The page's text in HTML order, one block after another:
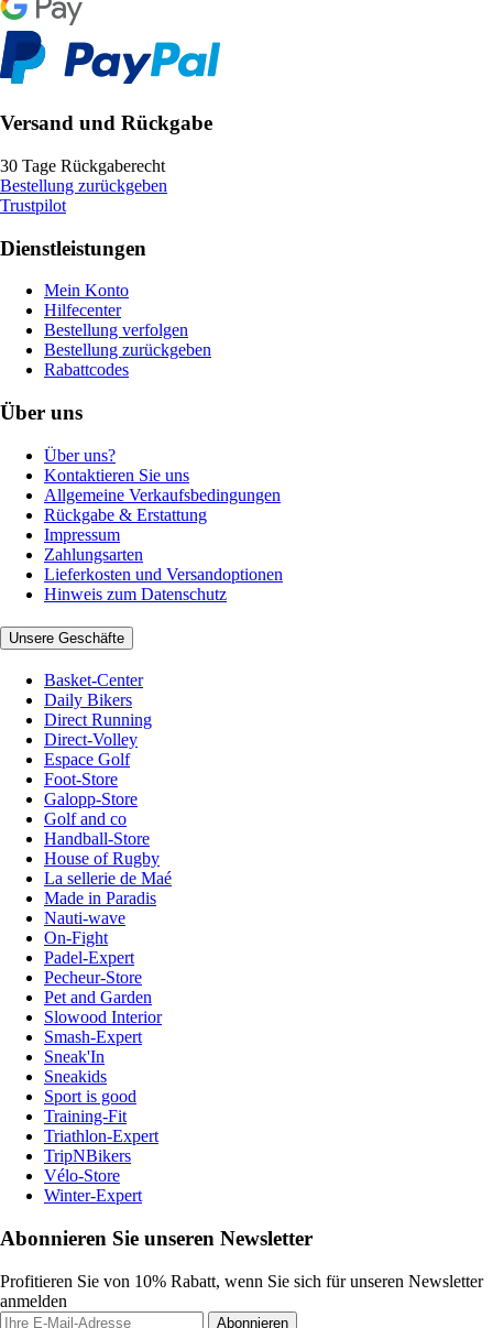
Versand und Rückgabe
30 Tage Rückgaberecht
Bestellung zurückgeben
Trustpilot
Dienstleistungen
Mein Konto
Hilfecenter
Bestellung verfolgen
Bestellung zurückgeben
Rabattcodes
Über uns
Über uns?
Kontaktieren Sie uns
Allgemeine Verkaufsbedingungen
Rückgabe & Erstattung
Impressum
Zahlungsarten
Lieferkosten und Versandoptionen
Hinweis zum Datenschutz
Unsere Geschäfte
Basket-Center
Daily Bikers
Direct Running
Direct-Volley
Espace Golf
Foot-Store
Galopp-Store
Golf and co
Handball-Store
House of Rugby
La sellerie de Maé
Made in Paradis
Nauti-wave
On-Fight
Padel-Expert
Pecheur-Store
Pet and Garden
Slowood Interior
Smash-Expert
Sneak'In
Sneakids
Sport is good
Training-Fit
Triathlon-Expert
TripNBikers
Vélo-Store
Winter-Expert
Abonnieren Sie unseren Newsletter
Profitieren Sie von 10% Rabatt, wenn Sie sich für unseren Newsletter
anmelden
Abonnieren